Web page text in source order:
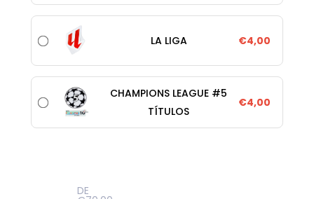
LA LIGA €4,00
CHAMPIONS LEAGUE #5
TÍTULOS
€4,00
DE